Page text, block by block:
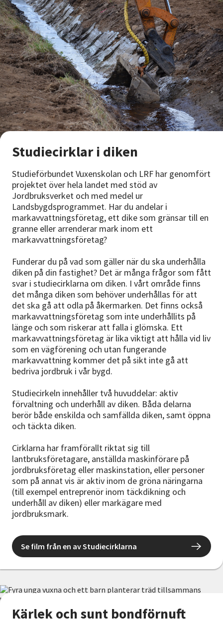
Lyssna
Studiecirklar i diken
Studieförbundet Vuxenskolan och LRF har genomfört
projektet över hela landet med stöd av
Jordbruksverket och med medel ur
Landsbygdsprogrammet. Har du andelar i
markavvattningsföretag, ett dike som gränsar till en
granne eller arrenderar mark inom ett
markavvattningsföretag?
Funderar du på vad som gäller när du ska underhålla
diken på din fastighet? Det är många frågor som fått
svar i studiecirklarna om diken. I vårt område finns
det många diken som behöver underhållas för att
det ska gå att odla på åkermarken. Det finns också
markavvattningsföretag som inte underhållits på
länge och som riskerar att falla i glömska. Ett
markavvattningsföretag är lika viktigt att hålla vid liv
som en vägförening och utan fungerande
markavvattning kommer det på sikt inte gå att
bedriva jordbruk i vår bygd.
Studiecirkeln innehåller två huvuddelar: aktiv
förvaltning och underhåll av diken. Båda delarna
berör både enskilda och samfällda diken, samt öppna
och täckta diken.
Cirklarna har framförallt riktat sig till
lantbruksföretagare, anställda maskinförare på
jordbruksföretag eller maskinstation, eller personer
som på annat vis är aktiv inom de gröna näringarna
(till exempel entreprenör inom täckdikning och
underhåll av diken) eller markägare med
jordbruksmark.
Se film från en av Studiecirklarna
Kärlek och sunt bondförnuft